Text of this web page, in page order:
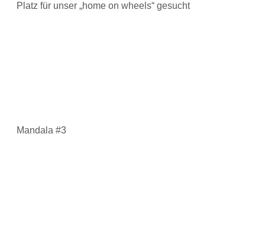
Platz für unser „home on wheels“ gesucht
Mandala #3